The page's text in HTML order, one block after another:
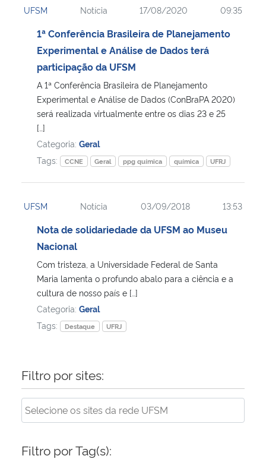
Ministério da Cidadania
Ministério de Minas e Energia
Ministério da Ciência, Tecnologia, Inovações e Comunicações
Ministério do Turismo
Controladoria-Geral da União
Ministério da Mulher, da Família e dos Direitos Humanos
Secretaria-Geral
Secretaria de Governo
Advocacia-Geral da União
Banco Central do Brasil
Planalto
UFSM Notícia 17/08/2020 09:35
1ª Conferência Brasileira de Planejamento
Experimental e Análise de Dados terá
participação da UFSM
A 1ª Conferência Brasileira de Planejamento
Experimental e Análise de Dados (ConBraPA 2020)
será realizada virtualmente entre os dias 23 e 25
[…]
Categoria: Geral
Tags:
CCNE Geral ppg química química UFRJ
UFSM Notícia 03/09/2018 13:53
Nota de solidariedade da UFSM ao Museu
Nacional
Com tristeza, a Universidade Federal de Santa
Maria lamenta o profundo abalo para a ciência e a
cultura de nosso país e […]
Categoria: Geral
Tags:
Destaque UFRJ
Filtro por sites:
Filtro por Tag(s):